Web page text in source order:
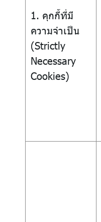
1. คุกกี้ที่มี
ความจำเป็น
(Strictly
Necessary
Cookies)